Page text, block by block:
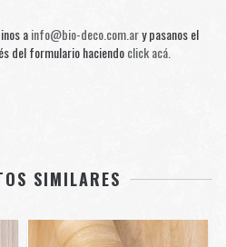
ainfo@bio-deco.com.ary pasanos el
del formulario haciendoclick acá.
SIMILARES